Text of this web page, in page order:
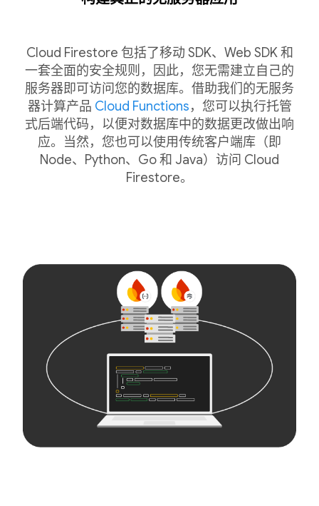
Cloud Firestore 包括了移动 SDK、Web SDK 和
一套全面的安全规则，因此，您无需建立自己的
服务器即可访问您的数据库。借助我们的无服务
器计算产品 Cloud Functions，您可以执行托管
式后端代码，以便对数据库中的数据更改做出响
应。当然，您也可以使用传统客户端库（即
Node、Python、Go 和 Java）访问 Cloud
Firestore。